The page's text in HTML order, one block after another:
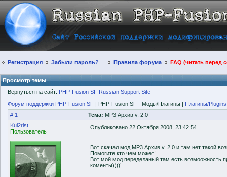
Регистрация Забыли пароль? Правила форума FAQ (читать перед
Просмотр темы
Вернуться на сайт: PHP-Fusion SF Russian Support Site
Форум поддержки PHP-Fusion SF | PHP-Fusion SF - Моды/Плагины | Плагины/Plugins
# 1
Тема: MP3 Архив v. 2.0
Kul2rist
Пользователь
Опубликовано 22 Октября 2008, 23:42:54
Вот скачал мод MP3 Архив v. 2.0 и там нет такой
Помогите кто чем может!
Вот мой мод переделаный там есть возмоожность
коменты))((